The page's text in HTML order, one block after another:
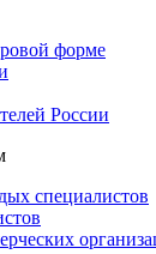
форме
России
специалистов